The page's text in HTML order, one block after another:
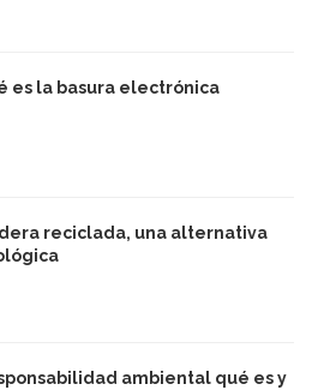
es la basura electrónica
reciclada, una alternativa
ambiental qué es y